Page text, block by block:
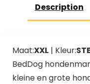
Description
Maat:XXL| Kleur:
BedDog
kleine en grote